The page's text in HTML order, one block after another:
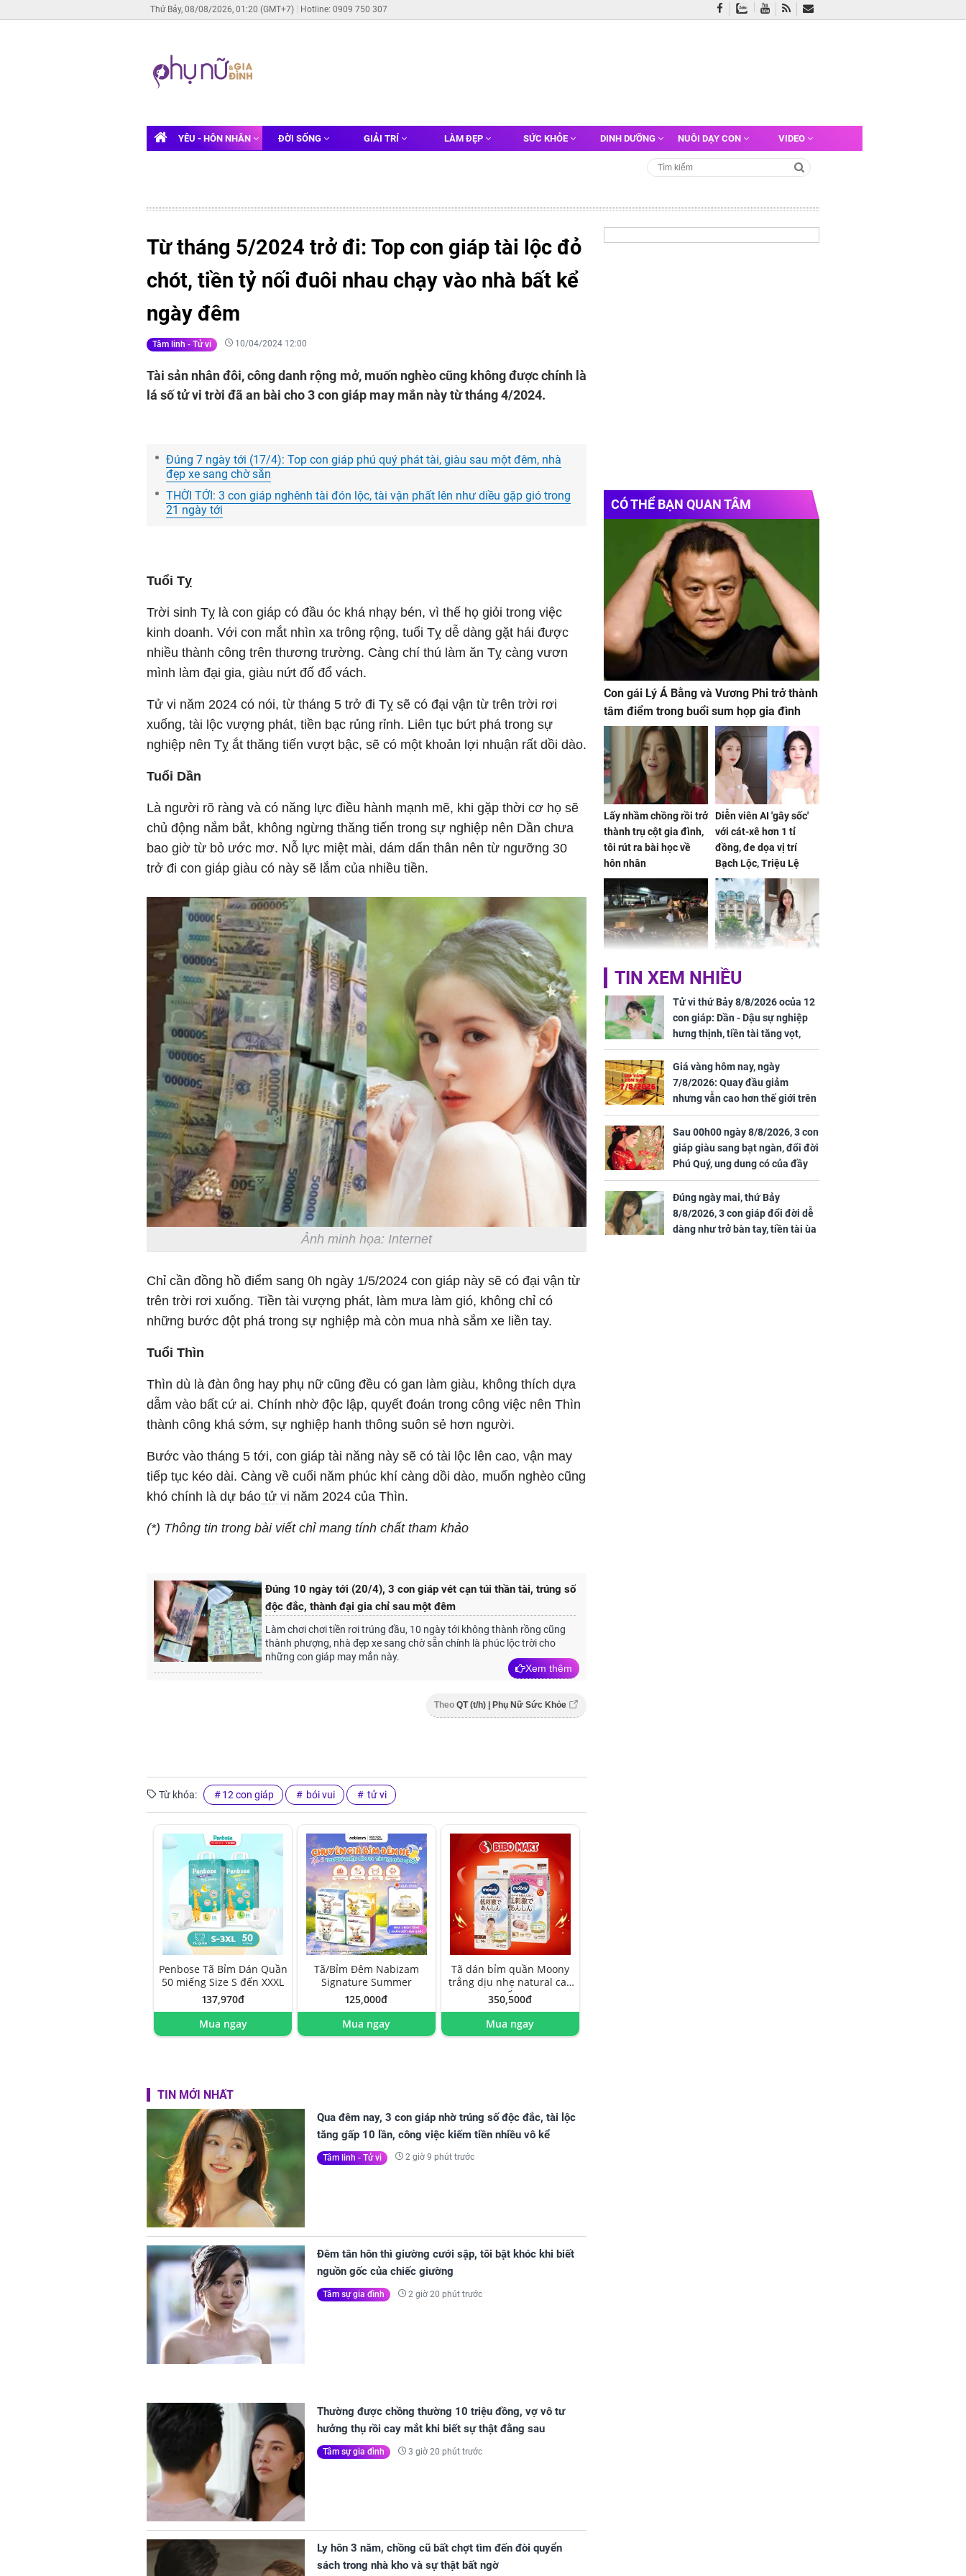
Thứ Bảy, 08/08/2026, 01:20 (GMT+7) Hotline: 0909 750 307
YÊU - HÔN NHÂN ĐỜI SỐNG GIẢI TRÍ LÀM ĐẸP SỨC KHỎE DINH DƯỠNG NUÔI DẠY CON VIDEO
Từ tháng 5/2024 trở đi: Top con giáp tài lộc đỏ
chót, tiền tỷ nối đuôi nhau chạy vào nhà bất kể
ngày đêm
Tâm linh - Tử vi 10/04/2024 12:00
Tài sản nhân đôi, công danh rộng mở, muốn nghèo cũng không được chính là
lá số tử vi trời đã an bài cho 3 con giáp may mắn này từ tháng 4/2024.
Đúng 7 ngày tới (17/4): Top con giáp phú quý phát tài, giàu sau một đêm, nhà
đẹp xe sang chờ sẵn
THỜI TỚI: 3 con giáp nghênh tài đón lộc, tài vận phất lên như diều gặp gió trong
21 ngày tới
Tuổi Tỵ
Trời sinh Tỵ là con giáp có đầu óc khá nhạy bén, vì thế họ giỏi trong việc
kinh doanh. Với con mắt nhìn xa trông rộng, tuổi Tỵ dễ dàng gặt hái được
nhiều thành công trên thương trường. Càng chí thú làm ăn Tỵ càng vươn
mình làm đại gia, giàu nứt đố đổ vách.
Tử vi năm 2024 có nói, từ tháng 5 trở đi Tỵ sẽ có đại vận từ trên trời rơi
xuống, tài lộc vượng phát, tiền bạc rủng rỉnh. Liên tục bứt phá trong sự
nghiệp nên Tỵ ắt thăng tiến vượt bậc, sẽ có một khoản lợi nhuận rất dồi dào.
Tuổi Dần
Là người rõ ràng và có năng lực điều hành mạnh mẽ, khi gặp thời cơ họ sẽ
chủ động nắm bắt, không ngừng thăng tiến trong sự nghiệp nên Dần chưa
bao giờ từ bỏ ước mơ. Nỗ lực miệt mài, dám dấn thân nên từ ngưỡng 30
trở đi con giáp giàu có này sẽ lắm của nhiều tiền.
Ảnh minh họa: Internet
Chỉ cần đồng hồ điểm sang 0h ngày 1/5/2024 con giáp này sẽ có đại vận từ
trên trời rơi xuống. Tiền tài vượng phát, làm mưa làm gió, không chỉ có
những bước đột phá trong sự nghiệp mà còn mua nhà sắm xe liền tay.
Tuổi Thìn
Thìn dù là đàn ông hay phụ nữ cũng đều có gan làm giàu, không thích dựa
dẫm vào bất cứ ai. Chính nhờ độc lập, quyết đoán trong công việc nên Thìn
thành công khá sớm, sự nghiệp hanh thông suôn sẻ hơn người.
Bước vào tháng 5 tới, con giáp tài năng này sẽ có tài lộc lên cao, vận may
tiếp tục kéo dài. Càng về cuối năm phúc khí càng dồi dào, muốn nghèo cũng
khó chính là dự báo tử vi năm 2024 của Thìn.
(*) Thông tin trong bài viết chỉ mang tính chất tham khảo
Đúng 10 ngày tới (20/4), 3 con giáp vét cạn túi thần tài, trúng số
độc đắc, thành đại gia chỉ sau một đêm
Làm chơi chơi tiền rơi trúng đầu, 10 ngày tới không thành rồng cũng
thành phượng, nhà đẹp xe sang chờ sẵn chính là phúc lộc trời cho
những con giáp may mắn này.
Xem thêm
Theo QT (t/h) | Phụ Nữ Sức Khỏe
Từ khóa: 12 con giáp bói vui tử vi
Penbose Tã Bỉm Dán Quần
50 miếng Size S đến XXXL
137,970đ
Mua ngay
Tã/Bỉm Đêm Nabizam
Signature Summer
125,000đ
Mua ngay
Tã dán bỉm quần Moony
trắng dịu nhẹ natural cao
cấp
350,500đ
Mua ngay
TIN MỚI NHẤT
Qua đêm nay, 3 con giáp nhờ trúng số độc đắc, tài lộc
tăng gấp 10 lần, công việc kiếm tiền nhiều vô kể
Tâm linh - Tử vi 2 giờ 9 phút trước
Đêm tân hôn thì giường cưới sập, tôi bật khóc khi biết
nguồn gốc của chiếc giường
Tâm sự gia đình 2 giờ 20 phút trước
Thường được chồng thường 10 triệu đồng, vợ vô tư
hưởng thụ rồi cay mắt khi biết sự thật đằng sau
Tâm sự gia đình 3 giờ 20 phút trước
Ly hôn 3 năm, chồng cũ bất chợt tìm đến đòi quyển
sách trong nhà kho và sự thật bất ngờ
CÓ THỂ BẠN QUAN TÂM
Con gái Lý Á Bằng và Vương Phi trở thành
tâm điểm trong buổi sum họp gia đình
Lấy nhầm chồng rồi trở
thành trụ cột gia đình,
tôi rút ra bài học về
hôn nhân
Diễn viên AI 'gây sốc'
với cát-xê hơn 1 tỉ
đồng, đe dọa vị trí
Bạch Lộc, Triệu Lệ
Dĩnh
TP.HCM: Nữ công nhân
tử vong trên đường đi
làm về trong khu công
nghiệp Sóng Thần
Đỗ Mỹ Linh hé lộ góc
bếp chill của nhà mới -
cạnh biệt thự bầu Hiển
Sau 00h00 ngày
8/8/2026, 3 con giáp
giàu sang bạt ngàn,
đổi đời Phú Quý, ung
dung có của đầy nhà,
ngày càng hưng thịnh
sung túc
TIN XEM NHIỀU
Tử vi thứ Bảy 8/8/2026 ocủa 12
con giáp: Dần - Dậu sự nghiệp
hưng thịnh, tiền tài tăng vọt,
Mão - Thân công việc bất trắc,
tiền mất tật mang
Giá vàng hôm nay, ngày
7/8/2026: Quay đầu giảm
nhưng vẫn cao hơn thế giới trên
7 triệu đồng
Sau 00h00 ngày 8/8/2026, 3 con
giáp giàu sang bạt ngàn, đổi đời
Phú Quý, ung dung có của đầy
nhà, ngày càng hưng thịnh sung
túc
Đúng ngày mai, thứ Bảy
8/8/2026, 3 con giáp đổi đời dễ
dàng như trở bàn tay, tiền tài ùa